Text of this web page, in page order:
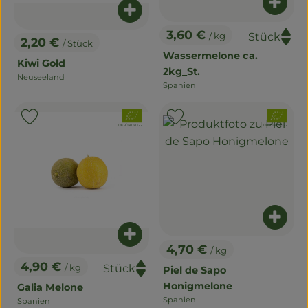
, Preis:
2,20 € / Stück
Kiwi Gold
, Herkunft:
Neuseeland
Produkt zum Warenkorb
, Preis:
3,60 € / kg
Wassermelone ca.
2kg_St.
, Herkunft:
Spanien
, Preis:
4,90 € / kg
Galia Melone
, Herkunft:
Spanien
Produkt zum Warenkorb
, Verband:
, Kontrollstelle:
DE-ÖKO-022
Produkt zu Favouriten hinzufügen
, Preis:
4,70 € / kg
Piel de Sapo
Honigmelone
, Herkunft:
Spanien
, Verband:
, Kontrollstelle:
DE-ÖKO-022
Produkt zu Favouriten